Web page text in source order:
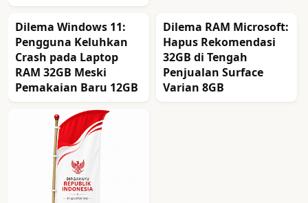
Dilema Windows 11:
Pengguna Keluhkan
Crash pada Laptop
RAM 32GB Meski
Pemakaian Baru 12GB
Dilema RAM Microsoft:
Hapus Rekomendasi
32GB di Tengah
Penjualan Surface
Varian 8GB